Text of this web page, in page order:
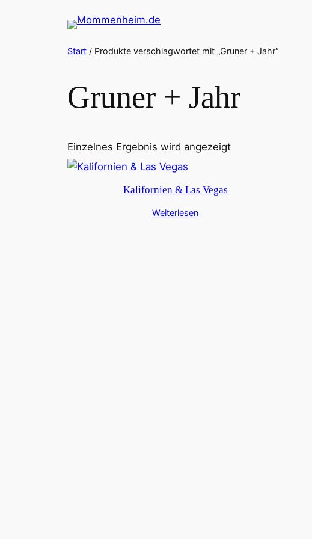
Start / Produkte verschlagwortet mit „Gruner + Jahr“
Gruner + Jahr
Einzelnes Ergebnis wird angezeigt
Kalifornien & Las Vegas
Weiterlesen